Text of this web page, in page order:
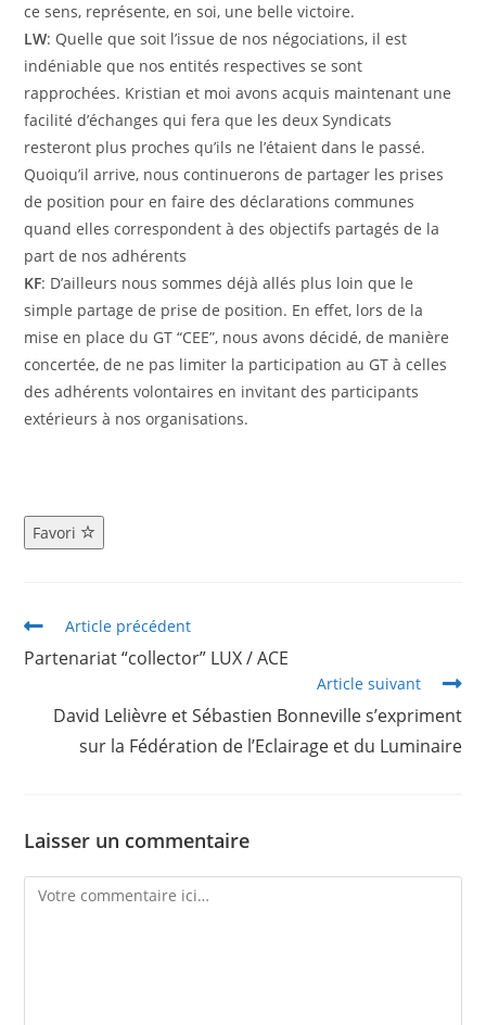
ce sens, représente, en soi, une belle victoire.
LW: Quelle que soit l’issue de nos négociations, il est
indéniable que nos entités respectives se sont
rapprochées. Kristian et moi avons acquis maintenant une
facilité d’échanges qui fera que les deux Syndicats
resteront plus proches qu’ils ne l’étaient dans le passé.
Quoiqu’il arrive, nous continuerons de partager les prises
de position pour en faire des déclarations communes
quand elles correspondent à des objectifs partagés de la
part de nos adhérents
KF: D’ailleurs nous sommes déjà allés plus loin que le
simple partage de prise de position. En effet, lors de la
mise en place du GT “CEE”, nous avons décidé, de manière
concertée, de ne pas limiter la participation au GT à celles
des adhérents volontaires en invitant des participants
extérieurs à nos organisations.
Favori
Article précédent
Partenariat “collector” LUX / ACE
Article suivant
David Lelièvre et Sébastien Bonneville s’expriment
sur la Fédération de l’Eclairage et du Luminaire
Laisser un commentaire